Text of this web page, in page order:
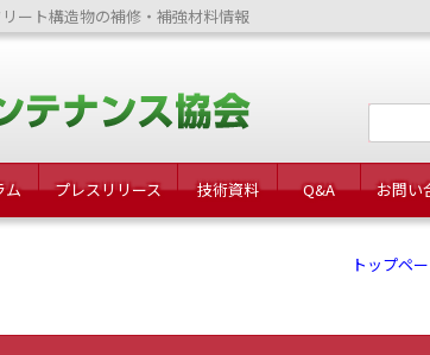
ート構造物の補修・補強材料情報
ム プレスリリース 技術資料 Q&A お問い
トップペ